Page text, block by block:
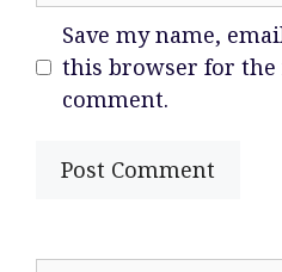
Save my name,
this browser for
comment.